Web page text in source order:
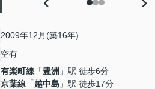
2009年12月(築16年)
空有
有楽町線 「豊洲 」駅 徒歩6分
京葉線 「越中島 」駅 徒歩17分